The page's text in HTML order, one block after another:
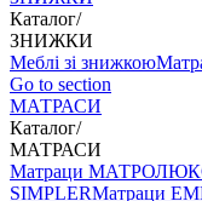
Каталог/
ЗНИЖКИ
Меблі зі знижкою
Go to section
МАТРАСИ
Каталог/
МАТРАСИ
Матраци
SIMPLERМатраци